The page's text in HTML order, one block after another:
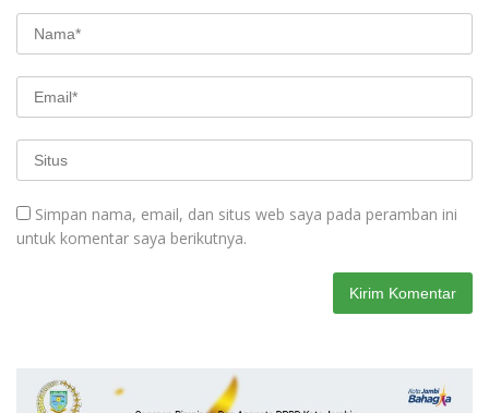
Simpan nama, email, dan situs web saya pada peramban ini
untuk komentar saya berikutnya.